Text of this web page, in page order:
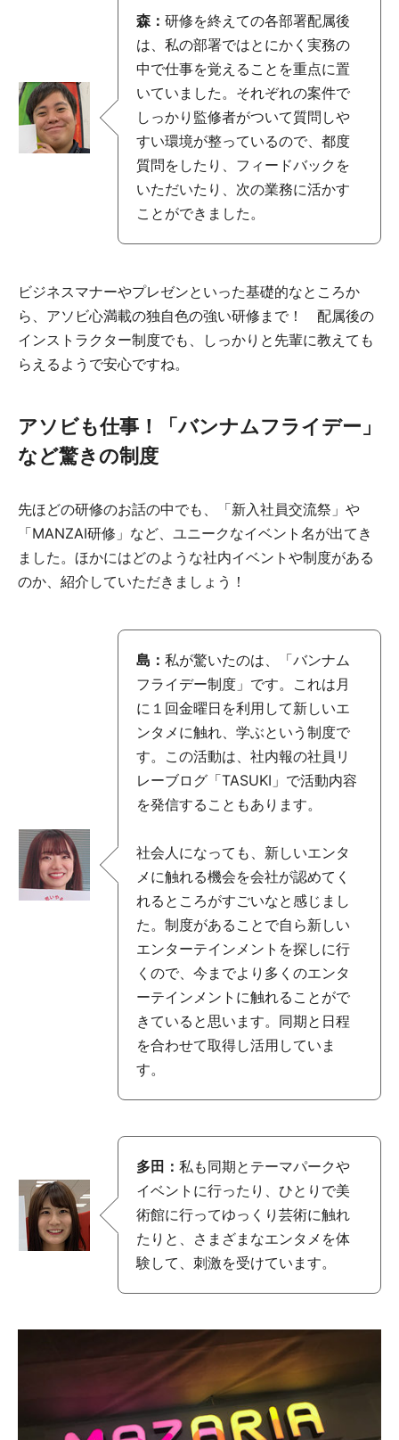
森： 研修を終えての各部署配属後
は、私の部署ではとにかく実務の
中で仕事を覚えることを重点に置
いていました。それぞれの案件で
しっかり監修者がついて質問しや
すい環境が整っているので、都度
質問をしたり、フィードバックを
いただいたり、次の業務に活かす
ことができました。
ビジネスマナーやプレゼンといった基礎的なところか
ら、アソビ心満載の独自色の強い研修まで！ 配属後の
インストラクター制度でも、しっかりと先輩に教えても
らえるようで安心ですね。
アソビも仕事！「バンナムフライデー」
など驚きの制度
先ほどの研修のお話の中でも、「新入社員交流祭」や
「MANZAI研修」など、ユニークなイベント名が出てき
ました。ほかにはどのような社内イベントや制度がある
のか、紹介していただきましょう！
島： 私が驚いたのは、「バンナム
フライデー制度」です。これは月
に１回金曜日を利用して新しいエ
ンタメに触れ、学ぶという制度で
す。この活動は、社内報の社員リ
レーブログ「TASUKI」で活動内容
を発信することもあります。
社会人になっても、新しいエンタ
メに触れる機会を会社が認めてく
れるところがすごいなと感じまし
た。制度があることで自ら新しい
エンターテインメントを探しに行
くので、今までより多くのエンタ
ーテインメントに触れることがで
きていると思います。同期と日程
を合わせて取得し活用していま
す。
多田： 私も同期とテーマパークや
イベントに行ったり、ひとりで美
術館に行ってゆっくり芸術に触れ
たりと、さまざまなエンタメを体
験して、刺激を受けています。